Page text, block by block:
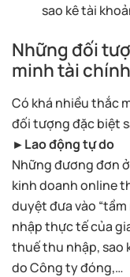
sao kê tài
Những đối
minh tài chính
Có khá nhiều thắc
đối tượng đặc biệt
►Lao động tự do
Những đương đơn
kinh doanh online
duyệt đưa vào
nhập thực tế của
thuế thu nhập, sao
do Công ty đóng,…